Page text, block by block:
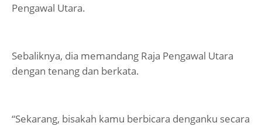
Pengawal Utara.
Sebaliknya, dia memandang Raja Pengawal Utara
dengan tenang dan berkata.
“Sekarang, bisakah kamu berbicara denganku secara